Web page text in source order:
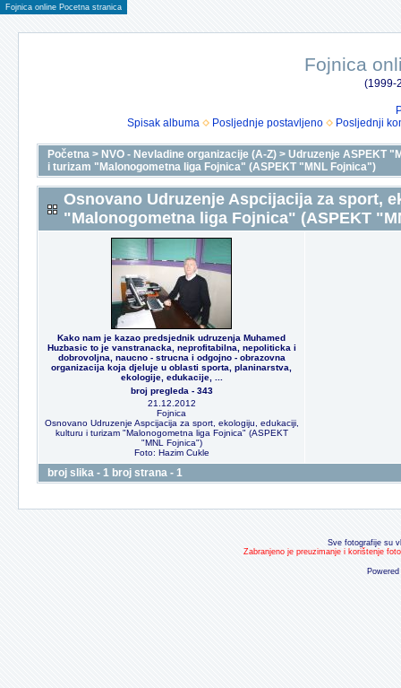
Fojnica online Pocetna stranica
Fojnica
(1999-
Spisak albuma
Posljednje postavljeno Posljednji
Početna > NVO - Nevladine organizacije (A-Z) > Udruzenje ASPEKT
i turizam "Malonogometna liga Fojnica" (ASPEKT "MNL Fojnica")
Osnovano Udruzenje Aspcijacija za sport,
"Malonogometna liga Fojnica" (ASPEKT
Kako nam je kazao predsjednik udruzenja Muhamed
Huzbasic to je vanstranacka, neprofitabilna, nepoliticka i
dobrovoljna, naucno - strucna i odgojno - obrazovna
organizacija koja djeluje u oblasti sporta, planinarstva,
ekologije, edukacije, ...
broj pregleda - 343
21.12.2012
Fojnica
Osnovano Udruzenje Aspcijacija za sport, ekologiju, edukaciji,
kulturu i turizam "Malonogometna liga Fojnica" (ASPEKT
"MNL Fojnica")
Foto: Hazim Cukle
broj slika - 1 broj strana - 1
Sve fotografije su
Zabranjeno je preuzimanje i korištenje